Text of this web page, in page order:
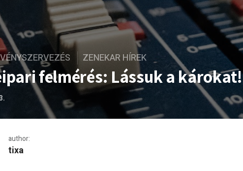
ZENEKAR HÍREK
felmérés: Lássuk a károkat!
author:
tixa